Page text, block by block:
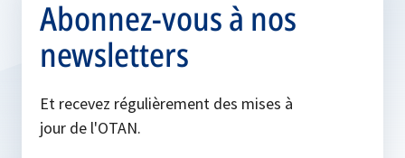
Abonnez-vous à nos
newsletters
Et recevez régulièrement des mises à
jour de l'OTAN.